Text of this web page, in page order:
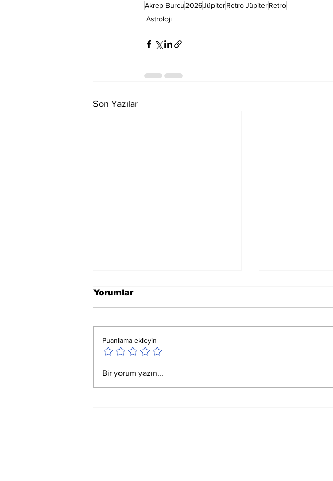
Akrep Burcu 2026JüpiterRetro JüpiterRetro
Astroloji
Son Yazılar
Ay Yay Burcunda
Akreplere Etkileri
Yorumlar
Puanlama ekleyin
Bir yorum yazın...